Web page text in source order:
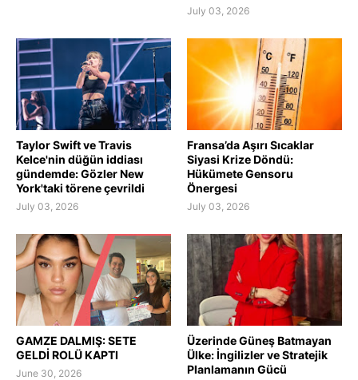
July 03, 2026
Taylor Swift ve Travis
Kelce'nin düğün iddiası
gündemde: Gözler New
York'taki törene çevrildi
July 03, 2026
Fransa’da Aşırı Sıcaklar
Siyasi Krize Döndü:
Hükümete Gensoru
Önergesi
July 03, 2026
GAMZE DALMIŞ: SETE
GELDİ ROLÜ KAPTI
June 30, 2026
Üzerinde Güneş Batmayan
Ülke: İngilizler ve Stratejik
Planlamanın Gücü